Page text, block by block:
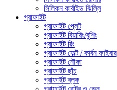
সিলিকন কার্বাইড ঝিল্লি
গ্রাফাইট
গ্রাফাইট প্লেট
গ্রাফাইট বিয়ারিং/বুশিং
গ্রাফাইট রিং
গ্রাফাইট ফেল্ট / কার্বন ফাইবার
গ্রাফাইট নৌকা
গ্রাফাইট ছাঁচ
গ্রাফাইট ব্লক